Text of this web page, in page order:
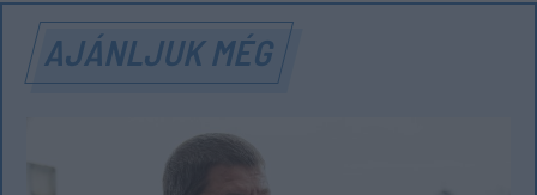
AJÁNLJUK MÉG